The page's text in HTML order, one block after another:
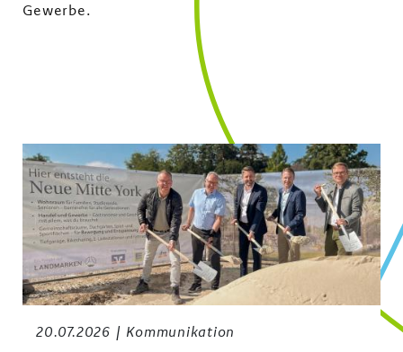
Gewerbe.
20.07.2026 Kommunikation